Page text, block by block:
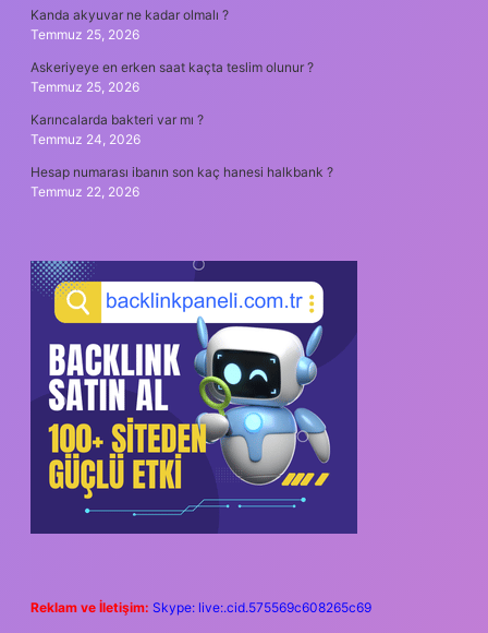
Kanda akyuvar ne kadar olmalı ?
Temmuz 25, 2026
Askeriyeye en erken saat kaçta teslim olunur ?
Temmuz 25, 2026
Karıncalarda bakteri var mı ?
Temmuz 24, 2026
Hesap numarası ibanın son kaç hanesi halkbank ?
Temmuz 22, 2026
Reklam ve İletişim: Skype: live:.cid.575569c608265c69